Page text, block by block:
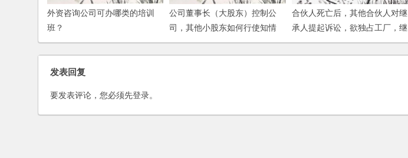
外资咨询公司可办哪类的培训
班？
公司董事长（大股东）控制公
司，其他小股东如何行使知情
权？
合伙人死亡后，其他合伙人对继
承人提起诉讼，欲独占工厂，继
承人怎么办？
发表回复
要发表评论，您必须先登录。